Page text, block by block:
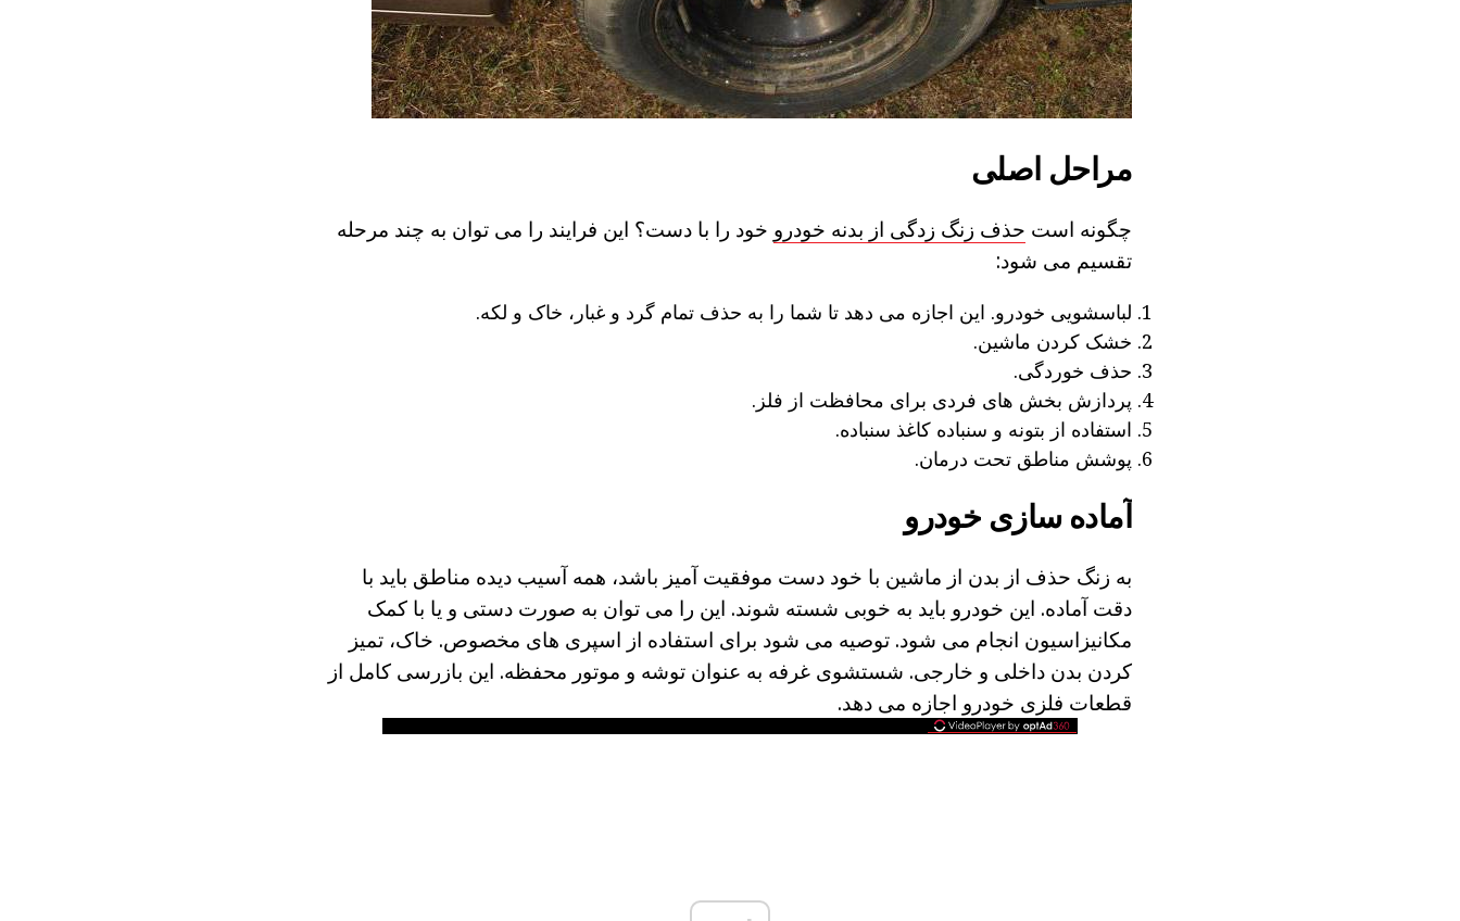
مراحل اصلی
چگونه است حذف زنگ زدگی از بدنه خودرو خود را با دست؟ این فرایند را می توان به چند مرحله
تقسیم می شود:
لباسشویی خودرو. این اجازه می دهد تا شما را به حذف تمام گرد و غبار، خاک و لکه.
خشک کردن ماشین.
حذف خوردگی.
پردازش بخش های فردی برای محافظت از فلز.
استفاده از بتونه و سنباده کاغذ سنباده.
پوشش مناطق تحت درمان.
آماده سازی خودرو
به زنگ حذف از بدن از ماشین با خود دست موفقیت آمیز باشد، همه آسیب دیده مناطق باید با
دقت آماده. این خودرو باید به خوبی شسته شوند. این را می توان به صورت دستی و یا با کمک
مکانیزاسیون انجام می شود. توصیه می شود برای استفاده از اسپری های مخصوص. خاک، تمیز
کردن بدن داخلی و خارجی. شستشوی غرفه به عنوان توشه و موتور محفظه. این بازرسی کامل از
قطعات فلزی خودرو اجازه می دهد.